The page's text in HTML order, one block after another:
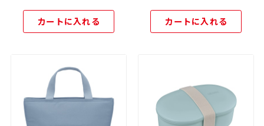
カートに入れる カートに入れる